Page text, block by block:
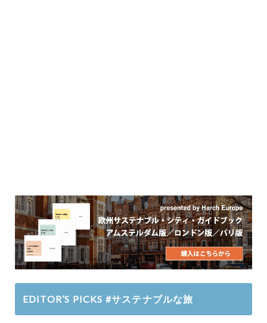
EDITOR’S PICKS #サステナブルな旅